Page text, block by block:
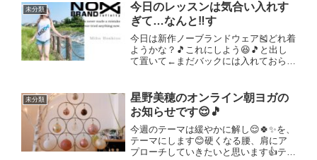
して...
未分類
今日のレッスンは気合い入れす
ぎて…なんと‼️す
今日は新作ノーブランドウェア🎽どれ着
ようかな？🎵これにしよう😆🎵と出し
て置いて←まだバックには入れておら
やーん😭😭😭気合い入れすぎて忘れた
私😅結果上は私服で😅今日はつなぎ...
未分類
星野美穂のオンライン朝ヨガの
お知らせです😌🎵
今週のテーマは緩やかに解し😌🍀✨を、
テーマにします😊硬くなる腰、肩にア
プローチしていきたいと思います👍テニ